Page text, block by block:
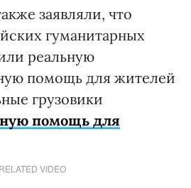
заявляли, что
гуманитарных
реальную
помощь для жителей
грузовики
помощь для
RELATED VIDEO